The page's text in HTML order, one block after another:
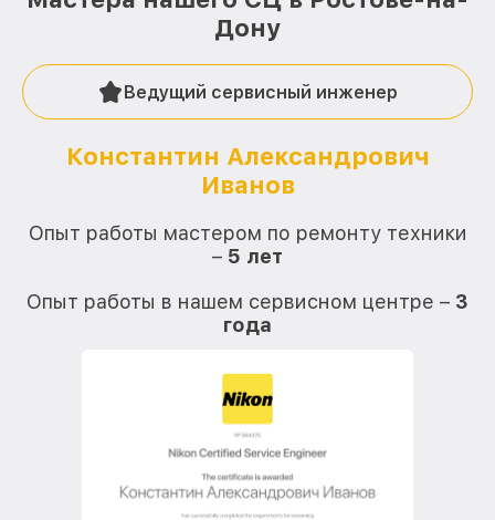
Дону
Ведущий сервисный инженер
Константин Александрович
Иванов
Опыт работы мастером по ремонту техники
– 5 лет
Опыт работы в нашем сервисном центре – 3
года